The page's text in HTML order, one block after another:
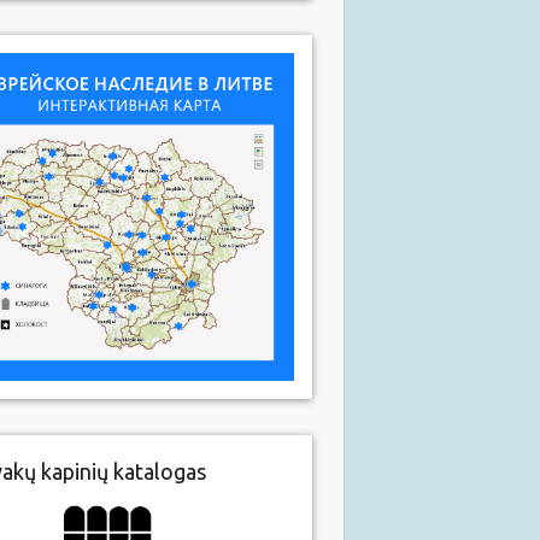
kapinių katalogas